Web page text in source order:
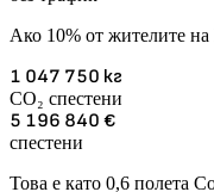
Ако 10% от жителите
1 047 750 кг
CO₂ спестени
5 196 840 €
спестени
Това е като 0,6 полета